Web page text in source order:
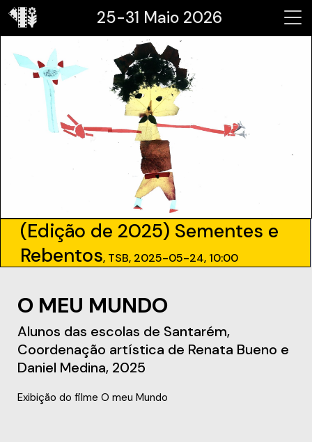
25-31 Maio 2026
(Edição de 2025) Sementes e
Rebentos, TSB, 2025-05-24, 10:00
O MEU MUNDO
Alunos das escolas de Santarém,
Coordenação artística de Renata Bueno e
Daniel Medina, 2025
Exibição do filme O meu Mundo